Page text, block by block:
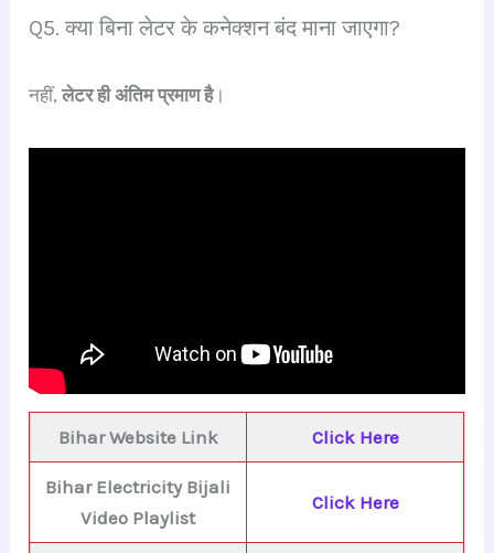
Q5. क्या बिना लेटर के कनेक्शन बंद माना जाएगा?
नहीं,लेटर ही अंतिम प्रमाण है।
Bihar Website Link Click Here
Bihar Electricity Bijali
Video Playlist
Click Here